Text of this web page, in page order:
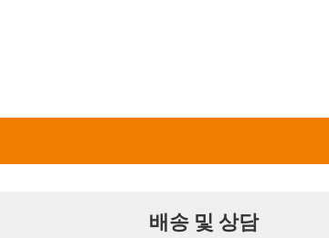
배송 및 상담